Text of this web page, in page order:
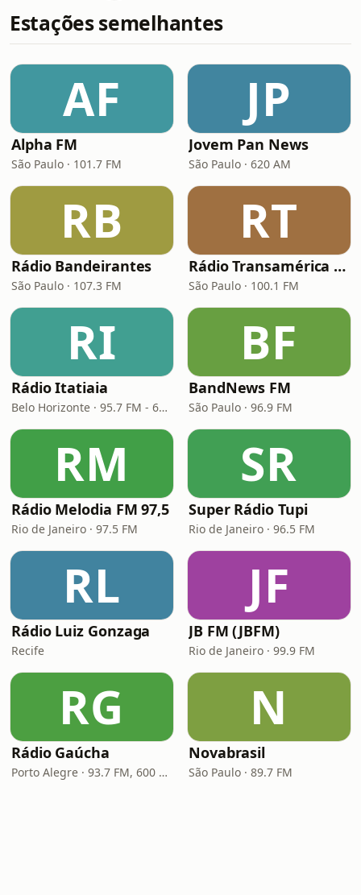
Estações semelhantes
AF
Alpha FM
São Paulo · 101.7 FM
JP
Jovem Pan News
São Paulo · 620 AM
RB
Rádio Bandeirantes
São Paulo · 107.3 FM
RT
Rádio Transamérica (TMC)
São Paulo · 100.1 FM
RI
Rádio Itatiaia
Belo Horizonte · 95.7 FM - 610 AM
BF
BandNews FM
São Paulo · 96.9 FM
RM
Rádio Melodia FM 97,5
Rio de Janeiro · 97.5 FM
SR
Super Rádio Tupi
Rio de Janeiro · 96.5 FM
RL
Rádio Luiz Gonzaga
Recife
JF
JB FM (JBFM)
Rio de Janeiro · 99.9 FM
RG
Rádio Gaúcha
Porto Alegre · 93.7 FM, 600 AM
N
Novabrasil
São Paulo · 89.7 FM